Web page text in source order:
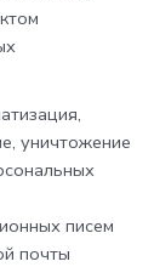
уничтожение
писем
почты